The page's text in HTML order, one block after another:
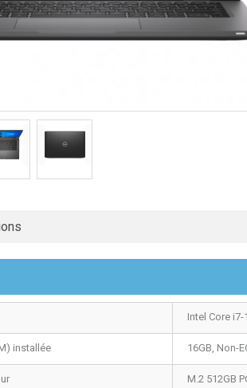
Intel Core
installée 16GB, Non-
M.2 512GB